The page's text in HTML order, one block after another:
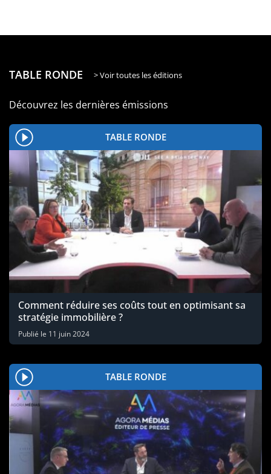
TABLE RONDE > Voir toutes les éditions
Découvrez les dernières émissions
TABLE RONDE
Comment réduire ses coûts tout en optimisant sa
stratégie immobilière ?
Publié le 11 juin 2024
TABLE RONDE